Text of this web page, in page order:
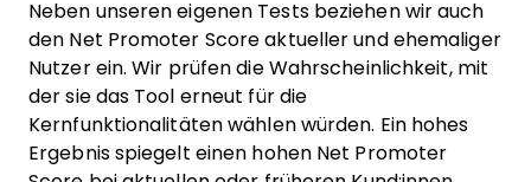
Neben unseren eigenen Tests beziehen wir auch
den Net Promoter Score aktueller und ehemaliger
Nutzer ein. Wir prüfen die Wahrscheinlichkeit, mit
der sie das Tool erneut für die
Kernfunktionalitäten wählen würden. Ein hohes
Ergebnis spiegelt einen hohen Net Promoter